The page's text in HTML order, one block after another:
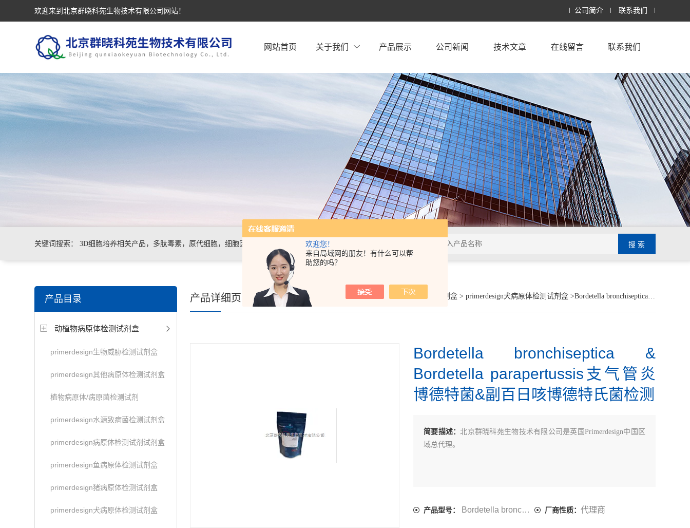
欢迎您！
来自局域网的朋友！有什么可以帮
助您的吗？
欢迎来到北京群晓科苑生物技术有限公司网站！ 公司简介 联系我们
网站首页 关于我们 产品展示 公司新闻 技术文章 在线留言 联系我们
关键词搜索： 3D细胞培养相关产品，多肽毒素，原代细胞，细胞因子，抗体，试剂盒，各类细
产品目录
动植物病原体检测试剂盒
primerdesign生物威胁检测试剂盒
primerdesign其他病原体检测试剂盒
植物病原体/病原菌检测试剂
primerdesign水源致病菌检测试剂盒
primerdesign病原体检测试剂试剂盒
primerdesign鱼病原体检测试剂盒
primerdesign猪病原体检测试剂盒
primerdesign犬病原体检测试剂盒
你的位置： 产品展示> 动植物病原体检测试剂盒 >primerdesign犬病原体检测试剂盒 >Bordetella bronchiseptica & Bordetella parapertussis支气管炎博德特菌&副百日咳博德特氏菌检测
产品详细页
Bordetella bronchiseptica &
Bordetella parapertussis支气管炎
博德特菌&副百日咳博德特氏菌检测
简要描述：北京群晓科苑生物技术有限公司是英国Primerdesign中国区
域总代理。
产品型号： Bordetella bronchiseptica & Bordetella parap 厂商性质： 代理商